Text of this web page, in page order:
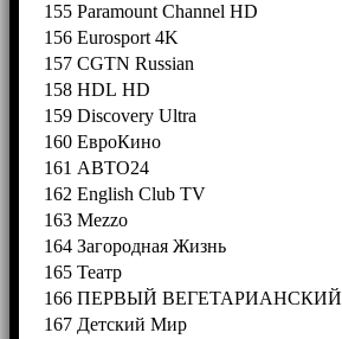
155 Paramount Channel HD
156 Eurosport 4K
157 CGTN Russian
158 HDL HD
159 Discovery Ultra
160 ЕвроКино
161 АВТО24
162 English Club TV
163 Mezzo
164 Загородная Жизнь
165 Театр
166 ПЕРВЫЙ ВЕГЕТАРИАНСКИЙ
167 Детский Мир